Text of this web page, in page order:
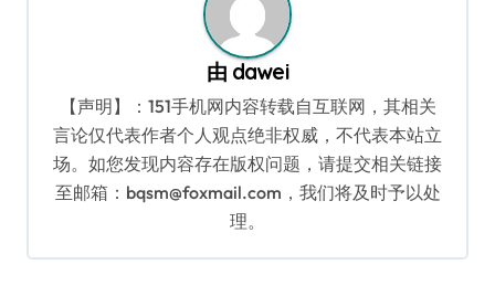
由 dawei
【声明】：151手机网内容转载自互联网，其相关
言论仅代表作者个人观点绝非权威，不代表本站立
场。如您发现内容存在版权问题，请提交相关链接
至邮箱：bqsm@foxmail.com，我们将及时予以处
理。